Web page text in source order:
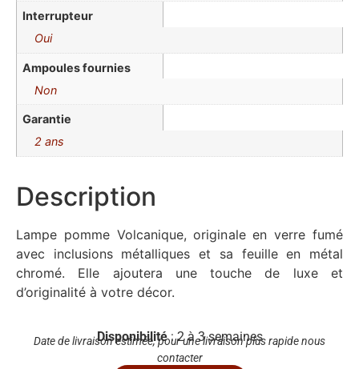
Interrupteur
Oui
Ampoules fournies
Non
Garantie
2 ans
Description
Lampe pomme Volcanique, originale en verre fumé
avec inclusions métalliques et sa feuille en métal
chromé. Elle ajoutera une touche de luxe et
d’originalité à votre décor.
Disponibilité: 2 à 3 semaines
Date de livraison estimée, pour une livraison plus rapide nous
contacter